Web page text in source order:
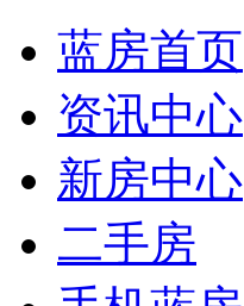
蓝房首页
资讯中心
新房中心
二手房